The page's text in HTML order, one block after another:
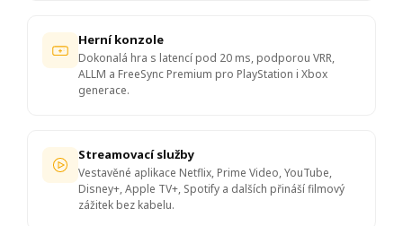
Herní konzole
Dokonalá hra s latencí pod 20 ms, podporou VRR,
ALLM a FreeSync Premium pro PlayStation i Xbox
generace.
Streamovací služby
Vestavěné aplikace Netflix, Prime Video, YouTube,
Disney+, Apple TV+, Spotify a dalších přináší filmový
zážitek bez kabelu.